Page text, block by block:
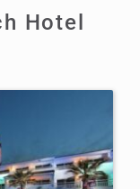
Hotel